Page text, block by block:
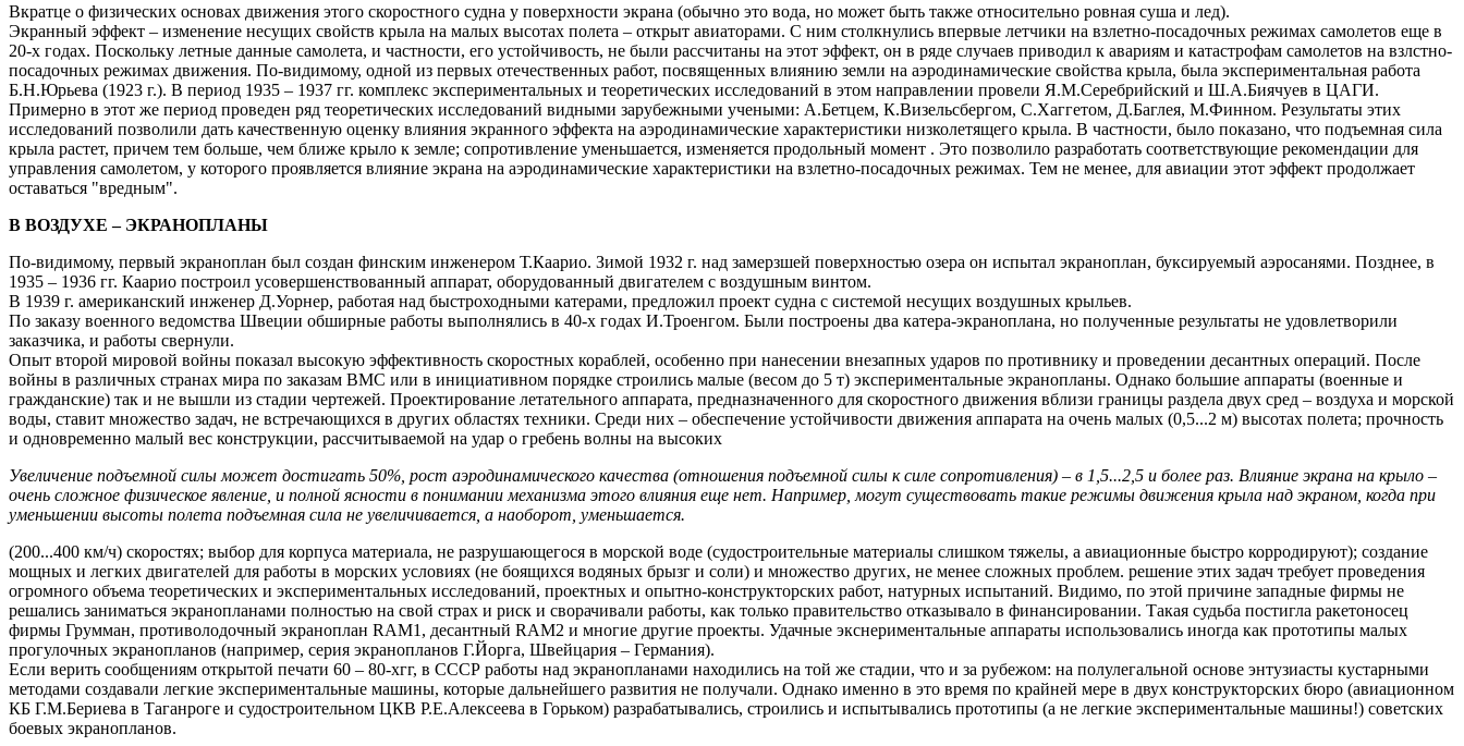
Вкратце о физических основах движения этого скоростного судна у поверхности экрана (обычно это вода, но может быть также относительно ровная суша и лед).
Экранный эффект – изменение несущих свойств крыла на малых высотах полета – открыт авиаторами. С ним столкнулись впервые летчики на взлетно-посадочных режимах самолетов еще в
20-х годах. Поскольку летные данные самолета, и частности, его устойчивость, не были рассчитаны на этот эффект, он в ряде случаев приводил к авариям и катастрофам самолетов на взлстно-
посадочных режимах движения. По-видимому, одной из первых отечественных работ, посвященных влиянию земли на аэродинамические свойства крыла, была экспериментальная работа
Б.Н.Юрьева (1923 г.). В период 1935 – 1937 гг. комплекс экспериментальных и теоретических исследований в этом направлении провели Я.М.Серебрийский и Ш.А.Биячуев в ЦАГИ.
Примерно в этот же период проведен ряд теоретических исследований видными зарубежными учеными: А.Бетцем, К.Визельсбергом, С.Хаггетом, Д.Баглея, М.Финном. Результаты этих
исследований позволили дать качественную оценку влияния экранного эффекта на аэродинамические характеристики низколетящего крыла. В частности, было показано, что подъемная сила
крыла растет, причем тем больше, чем ближе крыло к земле; сопротивление уменьшается, изменяется продольный момент . Это позволило разработать соответствующие рекомендации для
управления самолетом, у которого проявляется влияние экрана на аэродинамические характеристики на взлетно-посадочных режимах. Тем не менее, для авиации этот эффект продолжает
оставаться "вредным".
В ВОЗДУХЕ – ЭКРАНОПЛАНЫ
По-видимому, первый экраноплан был создан финским инженером Т.Каарио. Зимой 1932 г. над замерзшей поверхностью озера он испытал экраноплан, буксируемый аэросанями. Позднее, в
1935 – 1936 гг. Каарио построил усовершенствованный аппарат, оборудованный двигателем с воздушным винтом.
В 1939 г. американский инженер Д.Уорнер, работая над быстроходными катерами, предложил проект судна с системой несущих воздушных крыльев.
По заказу военного ведомства Швеции обширные работы выполнялись в 40-х годах И.Троенгом. Были построены два катера-экраноплана, но полученные результаты не удовлетворили
заказчика, и работы свернули.
Опыт второй мировой войны показал высокую эффективность скоростных кораблей, особенно при нанесении внезапных ударов по противнику и проведении десантных операций. После
войны в различных странах мира по заказам ВМС или в инициативном порядке строились малые (весом до 5 т) экспериментальные экранопланы. Однако большие аппараты (военные и
гражданские) так и не вышли из стадии чертежей. Проектирование летательного аппарата, предназначенного для скоростного движения вблизи границы раздела двух сред – воздуха и морской
воды, ставит множество задач, не встречающихся в других областях техники. Среди них – обеспечение устойчивости движения аппарата на очень малых (0,5...2 м) высотах полета; прочность
и одновременно малый вес конструкции, рассчитываемой на удар о гребень волны на высоких
Увеличение подъемной силы может достигать 50%, рост аэродинамического качества (отношения подъемной силы к силе сопротивления) – в 1,5...2,5 и более раз. Влияние экрана на крыло –
очень сложное физическое явление, и полной ясности в понимании механизма этого влияния еще нет. Например, могут существовать такие режимы движения крыла над экраном, когда при
уменьшении высоты полета подъемная сила не увеличивается, а наоборот, уменьшается.
(200...400 км/ч) скоростях; выбор для корпуса материала, не разрушающегося в морской воде (судостроительные материалы слишком тяжелы, а авиационные быстро корродируют); создание
мощных и легких двигателей для работы в морских условиях (не боящихся водяных брызг и соли) и множество других, не менее сложных проблем. решение этих задач требует проведения
огромного объема теоретических и экспериментальных исследований, проектных и опытно-конструкторских работ, натурных испытаний. Видимо, по этой причине западные фирмы не
решались заниматься экранопланами полностью на свой страх и риск и сворачивали работы, как только правительство отказывало в финансировании. Такая судьба постигла ракетоносец
фирмы Грумман, противолодочный экраноплан RAM1, десантный RAM2 и многие другие проекты. Удачные экснериментальные аппараты использовались иногда как прототипы малых
прогулочных экранопланов (например, серия экранопланов Г.Йорга, Швейцария – Германия).
Если верить сообщениям открытой печати 60 – 80-хгг, в СССР работы над экранопланами находились на той же стадии, что и за рубежом: на полулегальной основе энтузиасты кустарными
методами создавали легкие экспериментальные машины, которые дальнейшего развития не получали. Однако именно в это время по крайней мере в двух конструкторских бюро (авиационном
КБ Г.М.Бериева в Таганроге и судостроительном ЦКВ Р.Е.Алексеева в Горьком) разрабатывались, строились и испытывались прототипы (а не легкие экспериментальные машины!) советских
боевых экранопланов.